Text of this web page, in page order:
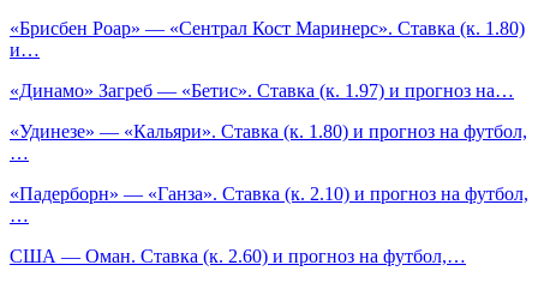
«Брисбен Роар» — «Сентрал Кост Маринерс». Ставка (к. 1.80)
и…
«Динамо» Загреб — «Бетис». Ставка (к. 1.97) и прогноз на…
«Удинезе» — «Кальяри». Ставка (к. 1.80) и прогноз на футбол,
…
«Падерборн» — «Ганза». Ставка (к. 2.10) и прогноз на футбол,
…
США — Оман. Ставка (к. 2.60) и прогноз на футбол,…